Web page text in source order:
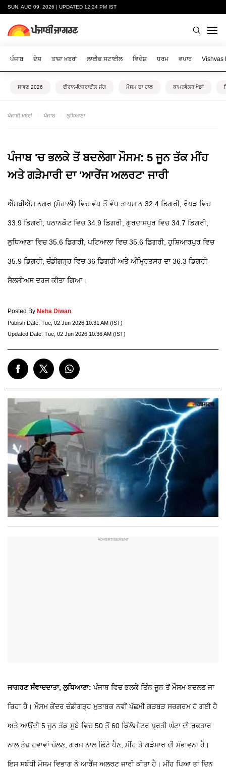
SUN, AUG 09, 2026 | UPDATED 12:24 PM IST
ਪੰਜਾਬ ਦੇਸ਼ ਤਾਜ਼ਾ ਖ਼ਬਰਾਂ ਲਾਈਫ ਸਟਾਈਲ ਵਿਦੇਸ਼ ਧਰਮ ਵਪਾਰ Vishvas
ਸਾਵਣ 2026 ਈਰਾਨ-ਇਜ਼ਰਾਈਲ ਜੰਗ ਮੌਸਮ ਦਾ ਹਾਲ ਕਾਮਨਵੈਲਥ ਖੇਡਾਂ
ਪੰਜਾਬੀ ਖ਼ਬਰਾਂ ਪੰਜਾਬ ਲੁਧਿਆਣਾ
ਪੰਜਾਬ 'ਚ ਭਲਕੇ ਤੋਂ ਬਦਲੇਗਾ ਮੌਸਮ: 5 ਜੂਨ ਤੱਕ ਮੀਂਹ
ਅਤੇ ਗੜੇਮਾਰੀ ਦਾ 'ਆਰੇਂਜ ਅਲਰਟ' ਜਾਰੀ
ਐੱਸਬੀਐੱਸ ਨਗਰ (ਮੋਹਾਲੀ) ਵਿਚ ਵੱਧ ਤੋਂ ਵੱਧ ਤਾਪਮਾਨ 32.4 ਡਿਗਰੀ, ਰੋਪੜ ਵਿਚ
33.9 ਡਿਗਰੀ, ਪਠਾਨਕੋਟ ਵਿਚ 34.9 ਡਿਗਰੀ, ਗੁਰਦਾਸਪੁਰ ਵਿਚ 34.7 ਡਿਗਰੀ,
ਲੁਧਿਆਣਾ ਵਿਚ 35.6 ਡਿਗਰੀ, ਪਟਿਆਲਾ ਵਿਚ 35.6 ਡਿਗਰੀ, ਹੁਸ਼ਿਆਰਪੁਰ ਵਿਚ
35.9 ਡਿਗਰੀ, ਚੰਡੀਗੜ੍ਹ ਵਿਚ 36 ਡਿਗਰੀ ਅਤੇ ਅੰਮ੍ਰਿਤਸਰ ਦਾ 36.3 ਡਿਗਰੀ
ਸੈਲਸੀਅਸ ਦਰਜ ਕੀਤਾ ਗਿਆ।
Posted By Neha Diwan
Publish Date: Tue, 02 Jun 2026 10:31 AM (IST)
Updated Date: Tue, 02 Jun 2026 10:36 AM (IST)
ਜਾਗਰਣ ਸੰਵਾਦਦਾਤਾ, ਲੁਧਿਆਣਾ:ਪੰਜਾਬ ਵਿਚ ਭਲਕੇ ਤਿੰਨ ਜੂਨ ਤੋਂ ਮੌਸਮ ਬਦਲਣ ਜਾ
ਰਿਹਾ ਹੈ। ਮੌਸਮ ਕੇਂਦਰ ਚੰਡੀਗੜ੍ਹ ਮੁਤਾਬਕ ਨਵੀਂ ਪੱਛਮੀ ਗੜਬੜ ਸਰਗਰਮ ਹੋ ਗਈ ਹੈ
ਅਤੇ ਆਉਂਦੀ 5 ਜੂਨ ਤੱਕ ਸੂਬੇ ਵਿਚ 50 ਤੋਂ 60 ਕਿੱਲੋਮੀਟਰ ਪ੍ਰਤੀ ਘੰਟਾ ਦੀ ਰਫ਼ਤਾਰ
ਨਾਲ ਤੇਜ਼ ਹਵਾਵਾਂ ਚੱਲਣ, ਗਰਜ ਨਾਲ ਛਿੱਟੇ ਪੈਣ, ਮੀਂਹ ਤੇ ਗੜੇਮਾਰ ਦੀ ਸੰਭਾਵਨਾ ਹੈ।
ਇਸ ਸਬੰਧੀ ਮੌਸਮ ਵਿਭਾਗ ਨੇ ਆਰੈਂਜ ਅਲਰਟ ਜਾਰੀ ਕੀਤਾ ਹੈ। ਮੀਂਹ ਪਿਆ ਤਾਂ ਦਿਨ